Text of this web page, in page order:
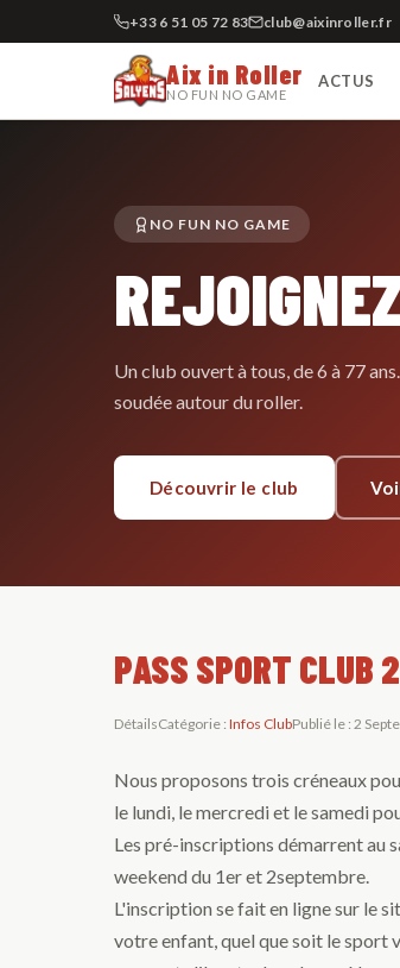
+33 6 51 05 72 83 club@aixinroller.fr
Aix in Roller
NO FUN NO GAME
ACTUS
NO FUN NO GAME
Un club ouvert à tous, de 6 à 77
soudée autour du roller.
Découvrir le club
PASS SPORT
DétailsCatégorie : Infos ClubPublié le : 2
Nous proposons trois créneaux
le lundi, le mercredi et le samedi
Les pré-inscriptions démarrent au
weekend du 1er et 2septembre.
L'inscription se fait en ligne sur le
votre enfant, quel que soit le sport